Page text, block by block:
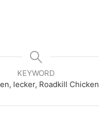
KEYWORD
lecker, Roadkill Chicken